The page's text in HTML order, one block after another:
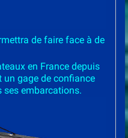
de faire face à de
en France depuis
un gage de confiance
embarcations.